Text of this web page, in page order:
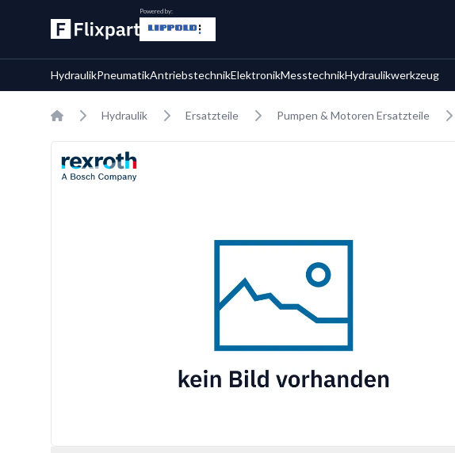
Powered by:
HydraulikPneumatikAntriebstechnikElektronikMesstechnikHydraulikwerkzeug
Home Hydraulik Ersatzteile Pumpen & Motoren Ersatzteile